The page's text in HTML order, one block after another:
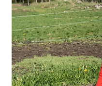
WN
TAPANULI
SELATAN
WN
TANJUNG